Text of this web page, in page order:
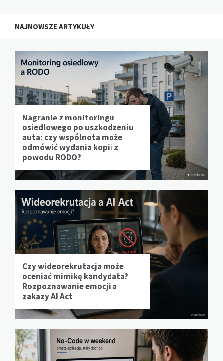
NAJNOWSZE ARTYKUŁY
Nagranie z monitoringu
osiedlowego po uszkodzeniu
auta: czy wspólnota może
odmówić wydania kopii z
powodu RODO?
Czy wideorekrutacja może
oceniać mimikę kandydata?
Rozpoznawanie emocji a
zakazy AI Act